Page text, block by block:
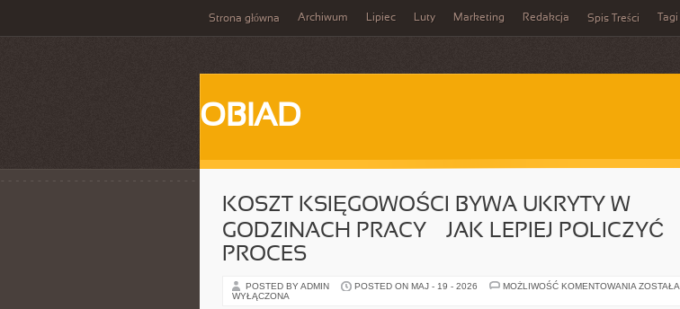
Strona główna Archiwum Lipiec Luty Marketing Redakcja Spis Treści Tagi
OBIAD
KOSZT KSIĘGOWOŚCI BYWA UKRYTY W
GODZINACH PRACY — JAK LEPIEJ POLICZYĆ
PROCES
POSTED BY ADMIN POSTED ON MAJ - 19 - 2026 MOŻLIWOŚĆ KOMENTOWANIA KOSZT
ZOSTAŁA
WYŁĄCZONA